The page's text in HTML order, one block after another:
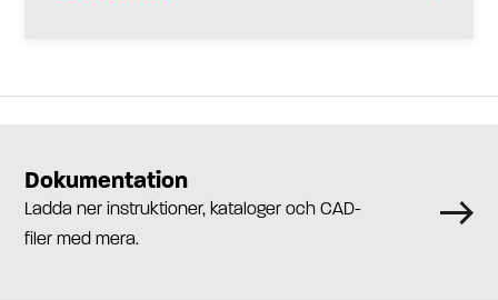
Dokumentation
Ladda ner instruktioner, kataloger och CAD-
filer med mera.